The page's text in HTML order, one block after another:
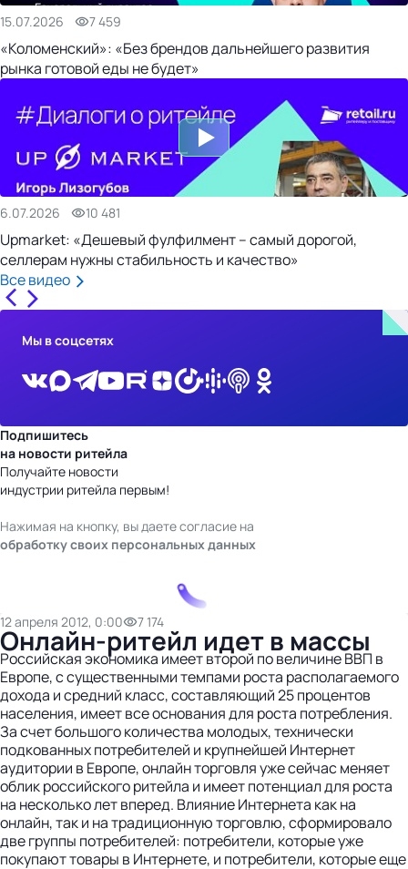
15.07.2026 7 459
«Коломенский»: «Без брендов дальнейшего развития
рынка готовой еды не будет»
6.07.2026 10 481
Upmarket: «Дешевый фулфилмент – самый дорогой,
селлерам нужны стабильность и качество»
Все видео
Мы в соцсетях
Подпишитесь
на новости ритейла
Получайте новости
индустрии ритейла первым!
Нажимая на кнопку, вы даете согласие на
обработку своих персональных данных
12 апреля 2012, 0:00 7 174
Онлайн-ритейл идет в массы
Российская экономика имеет второй по величине ВВП в
Европе, с существенными темпами роста располагаемого
дохода и средний класс, составляющий 25 процентов
населения, имеет все основания для роста потребления.
За счет большого количества молодых, технически
подкованных потребителей и крупнейшей Интернет
аудитории в Европе, онлайн торговля уже сейчас меняет
облик российского ритейла и имеет потенциал для роста
на несколько лет вперед. Влияние Интернета как на
онлайн, так и на традиционную торговлю, сформировало
две группы потребителей: потребители, которые уже
покупают товары в Интернете, и потребители, которые еще